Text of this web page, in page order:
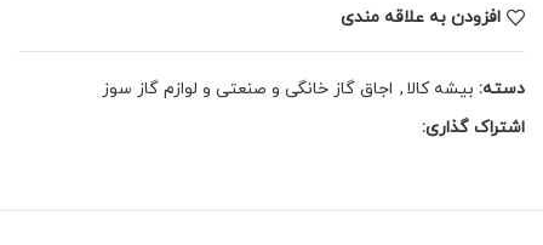
افزودن به علاقه مندی
دسته: بیشه کالا , اجاق گاز خانگی و صنعتی و لوازم گاز سوز
اشتراک گذاری: